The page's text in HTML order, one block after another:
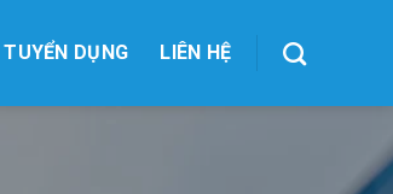
TUYỂN DỤNG LIÊN HỆ